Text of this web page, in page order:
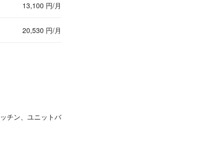
13,100 円/月
20,530 円/月
チン、ユニットバ